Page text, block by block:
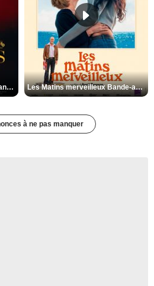
Les Silences de Riyad Bande-annonce VO STFR Les Matins merveilleux Bande-annonce VF
à ne pas manquer